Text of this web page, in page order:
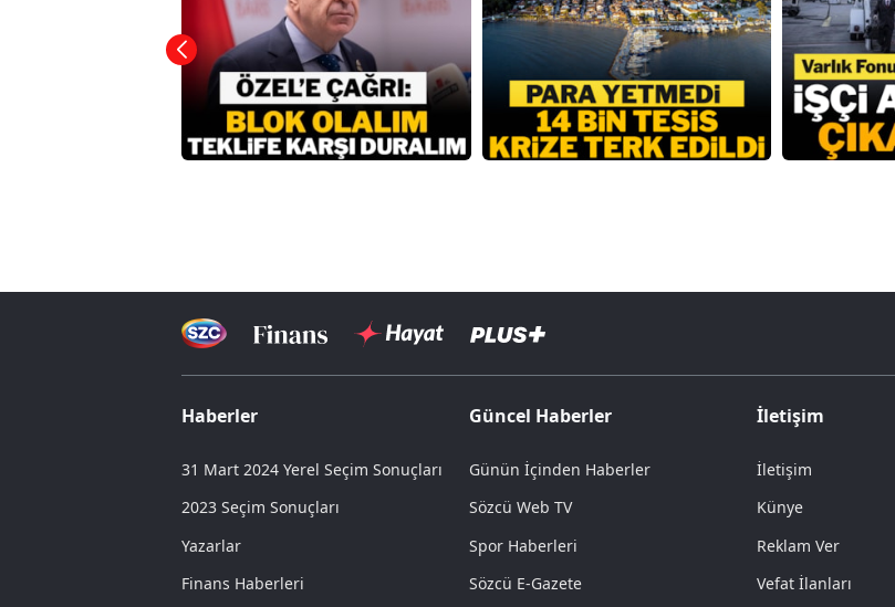
Haberler
31 Mart 2024 Yerel Seçim Sonuçları
2023 Seçim Sonuçları
Yazarlar
Finans Haberleri
Güncel Haberler
Günün İçinden Haberler
Sözcü Web TV
Spor Haberleri
Sözcü E-Gazete
İletişim
İletişim
Künye
Reklam Ver
Vefat İlanları